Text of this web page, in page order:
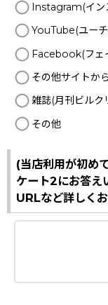
Instagram(イン
YouTube(ユー
Facebook(フェ
その他サイトか
雑誌(月刊ビルク
その他
(当店利用が初め
ケート2にお答え
URLなど詳しく